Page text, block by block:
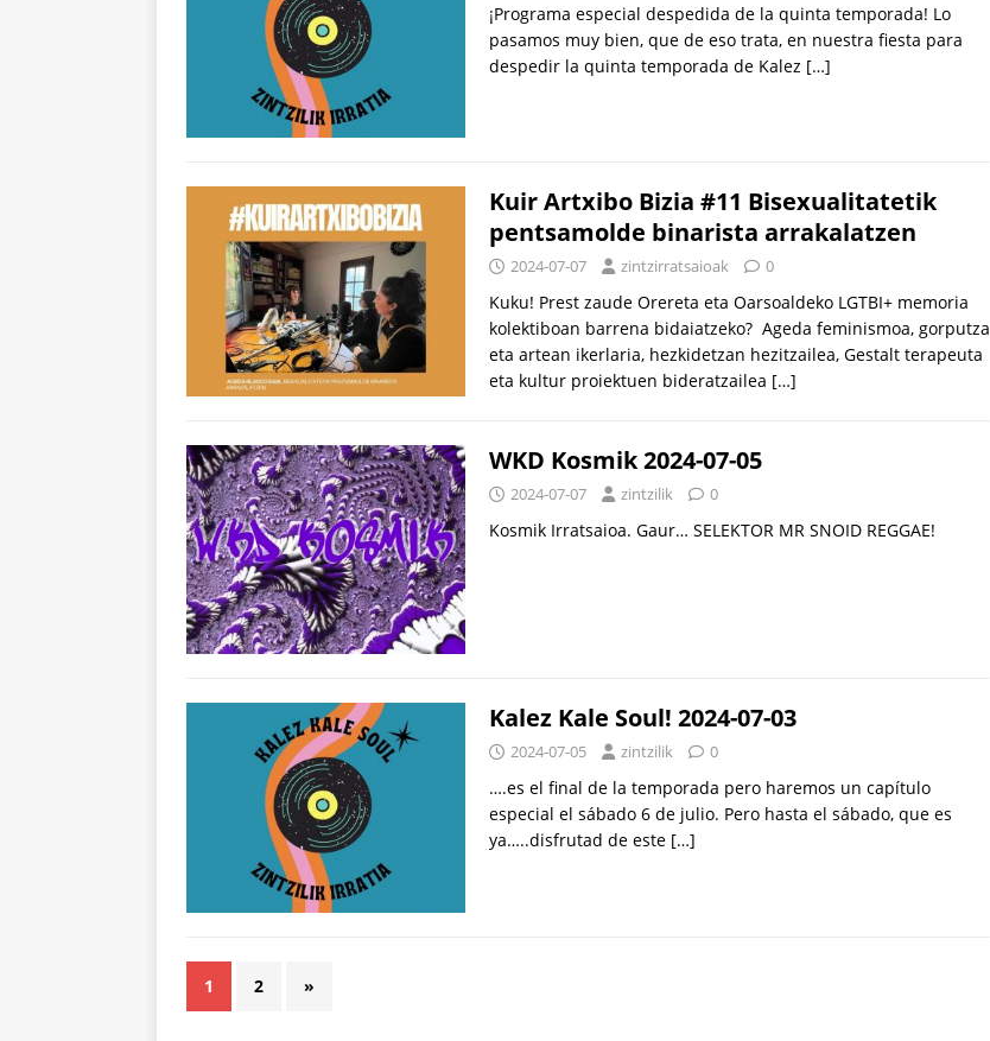
¡Programa especial despedida de la quinta temporada! Lo
pasamos muy bien, que de eso trata, en nuestra fiesta para
despedir la quinta temporada de Kalez […]
Kuir Artxibo Bizia #11 Bisexualitatetik
pentsamolde binarista arrakalatzen
2024-07-07 zintzirratsaioak 0
Kuku! Prest zaude Orereta eta Oarsoaldeko LGTBI+ memoria
kolektiboan barrena bidaiatzeko? Ageda feminismoa, gorputza
eta artean ikerlaria, hezkidetzan hezitzailea, Gestalt terapeuta
eta kultur proiektuen bideratzailea […]
WKD Kosmik 2024-07-05
2024-07-07 zintzilik 0
Kosmik Irratsaioa. Gaur… SELEKTOR MR SNOID REGGAE!
Kalez Kale Soul! 2024-07-03
2024-07-05 zintzilik 0
….es el final de la temporada pero haremos un capítulo
especial el sábado 6 de julio. Pero hasta el sábado, que es
ya…..disfrutad de este […]
1 2 »